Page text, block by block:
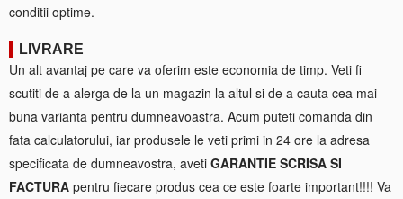
conditii optime.
LIVRARE
Un alt avantaj pe care va oferim este economia de timp. Veti fi
scutiti de a alerga de la un magazin la altul si de a cauta cea mai
buna varianta pentru dumneavoastra. Acum puteti comanda din
fata calculatorului, iar produsele le veti primi in 24 ore la adresa
specificata de dumneavostra, aveti GARANTIE SCRISA SI
FACTURA pentru fiecare produs cea ce este foarte important!!!! Va